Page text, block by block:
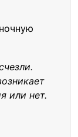
или нет.